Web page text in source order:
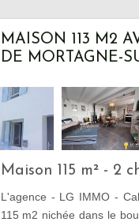
MAISON 113 M2
DE MORTAGNE-
Maison 115 m² - 2
L'agence - LG IMMO -
115 m2 nichée dans le